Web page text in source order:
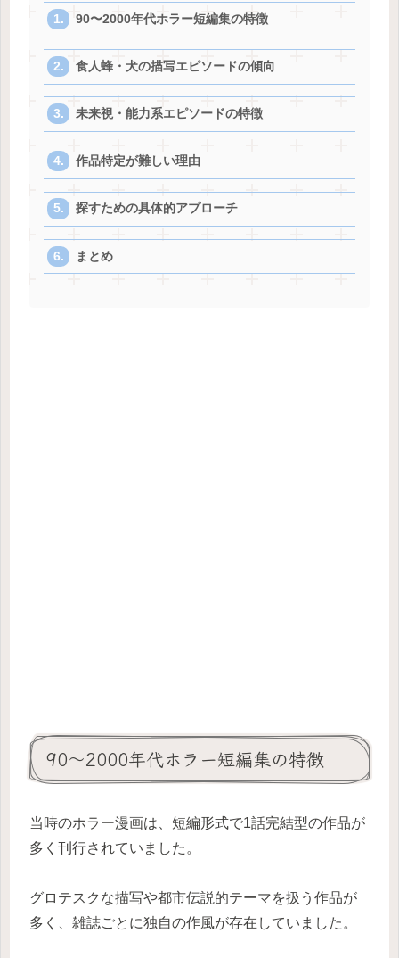
90〜2000年代ホラー短編集の特徴
食人蜂・犬の描写エピソードの傾向
未来視・能力系エピソードの特徴
作品特定が難しい理由
探すための具体的アプローチ
まとめ
90〜2000年代ホラー短編集の特徴
当時のホラー漫画は、短編形式で1話完結型の作品が
多く刊行されていました。
グロテスクな描写や都市伝説的テーマを扱う作品が
多く、雑誌ごとに独自の作風が存在していました。